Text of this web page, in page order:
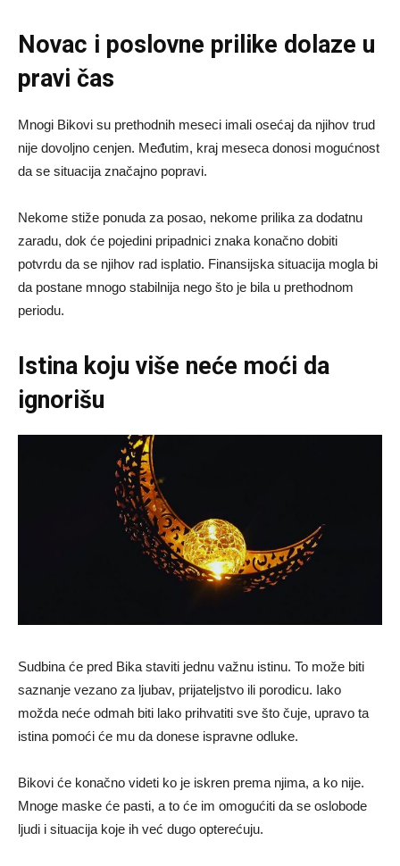
Novac i poslovne prilike dolaze u
pravi čas
Mnogi Bikovi su prethodnih meseci imali osećaj da njihov trud
nije dovoljno cenjen. Međutim, kraj meseca donosi mogućnost
da se situacija značajno popravi.
Nekome stiže ponuda za posao, nekome prilika za dodatnu
zaradu, dok će pojedini pripadnici znaka konačno dobiti
potvrdu da se njihov rad isplatio. Finansijska situacija mogla bi
da postane mnogo stabilnija nego što je bila u prethodnom
periodu.
Istina koju više neće moći da
ignorišu
Sudbina će pred Bika staviti jednu važnu istinu. To može biti
saznanje vezano za ljubav, prijateljstvo ili porodicu. Iako
možda neće odmah biti lako prihvatiti sve što čuje, upravo ta
istina pomoći će mu da donese ispravne odluke.
Bikovi će konačno videti ko je iskren prema njima, a ko nije.
Mnoge maske će pasti, a to će im omogućiti da se oslobode
ljudi i situacija koje ih već dugo opterećuju.